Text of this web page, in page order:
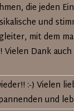
die jeden
und
mit dem
Dank
:-) Vielen
und